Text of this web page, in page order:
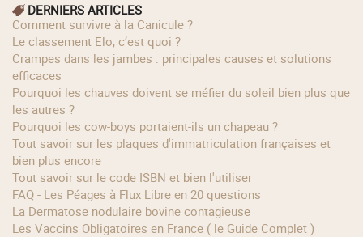
DERNIERS ARTICLES
Comment survivre à la Canicule ?
Le classement Elo, c’est quoi ?
Crampes dans les jambes : principales causes et solutions
efficaces
Pourquoi les chauves doivent se méfier du soleil bien plus que
les autres ?
Pourquoi les cow‑boys portaient‑ils un chapeau ?
Tout savoir sur les plaques d'immatriculation françaises et
bien plus encore
Tout savoir sur le code ISBN et bien l'utiliser
FAQ - Les Péages à Flux Libre en 20 questions
La Dermatose nodulaire bovine contagieuse
Les Vaccins Obligatoires en France ( le Guide Complet )